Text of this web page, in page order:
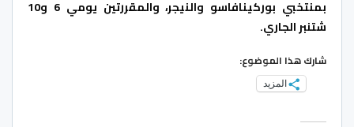
بمنتخبي بوركينافاسو والنيجر، والمقررتين يومي 6 و10
شتنبر الجاري.
شارك هذا الموضوع:
المزيد